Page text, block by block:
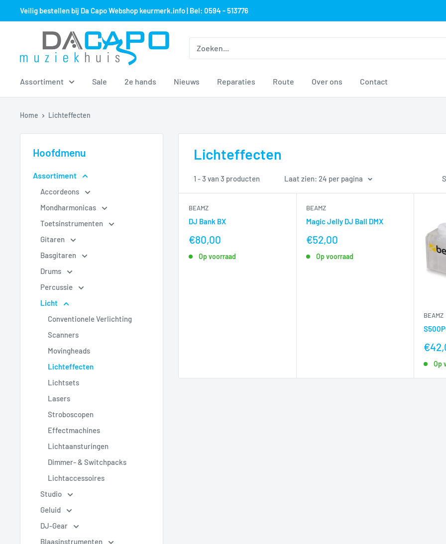
over
Veilig bestellen bij Da Capo Webshop keurmerk.info | Bel: 0594 - 513776
Muziekhuis
Da
Assortiment Sale 2e hands Nieuws Reparaties Route Over ons Contact
Home Lichteffecten
Hoofdmenu
Assortiment
Accordeons
Mondharmonicas
Toetsinstrumenten
Gitaren
Basgitaren
Drums
Percussie
Licht
Conventionele Verlichting
Scanners
Movingheads
Lichteffecten
Lichtsets
Lasers
Stroboscopen
Effectmachines
Lichtaansturingen
Dimmer- & Switchpacks
Lichtaccessoires
Studio
Geluid
DJ-Gear
Blaasinstrumenten
Lichteffecten
1 - 3 van 3 producten Laat zien: 24 per pagina
BEAMZ
DJ Bank BX
nu
€80,00
Op voorraad
BEAMZ
Magic Jelly DJ Ball DMX
nu
€52,00
Op voorraad
BEAMZ
nu
Op